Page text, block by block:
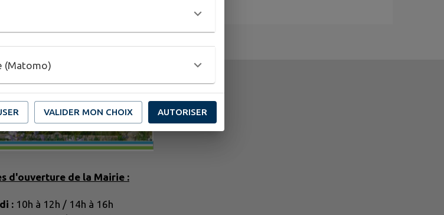
d'ouverture de la Mairie :
:10h à 12h / 14h à 16h
(Matomo)
VALIDER MON CHOIX AUTORISER